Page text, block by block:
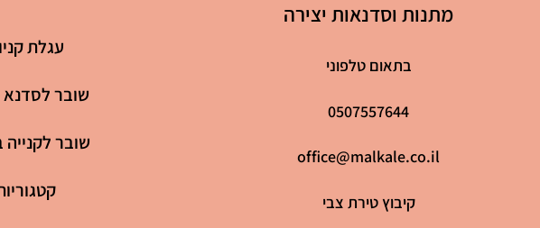
מתנות וסדנאות יצירה
בתאום טלפוני
0507557644
office@malkale.co.il
קיבוץ טירת צבי
עגלת
שובר
שובר לקנייה